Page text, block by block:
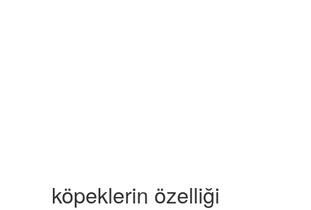
köpeklerin özelliği